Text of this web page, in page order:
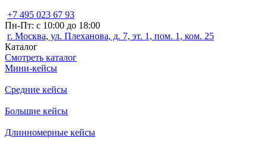
+7 495 023 67 93
Пн-Пт: с 10:00 до 18:00
г. Москва, ул. Плеханова, д. 7, эт. 1, пом. 1, ком. 25
Каталог
Смотреть каталог
Мини-кейсы
Средние кейсы
Большие кейсы
Длинномерные кейсы